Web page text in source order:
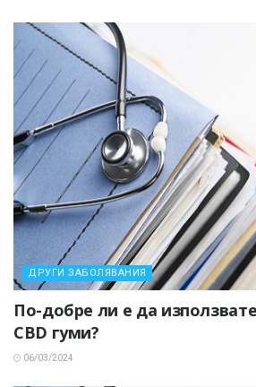
ДРУГИ ЗАБОЛЯВАНИЯ
По-добре ли е да
CBD гуми?
06/03/2024